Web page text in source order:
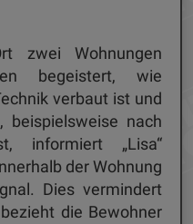
zwei Wohnungen
begeistert, wie
verbaut ist und
beispielsweise nach
informiert „Lisa“
der Wohnung
Dies vermindert
die Bewohner